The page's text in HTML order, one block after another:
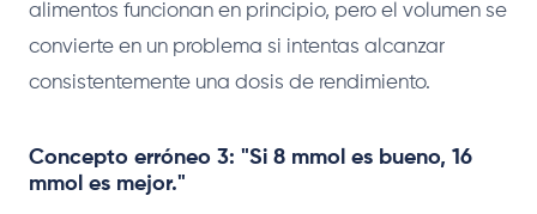
alimentos funcionan en principio, pero el volumen se
convierte en un problema si intentas alcanzar
consistentemente una dosis de rendimiento.
Concepto erróneo 3: "Si 8 mmol es bueno, 16
mmol es mejor."